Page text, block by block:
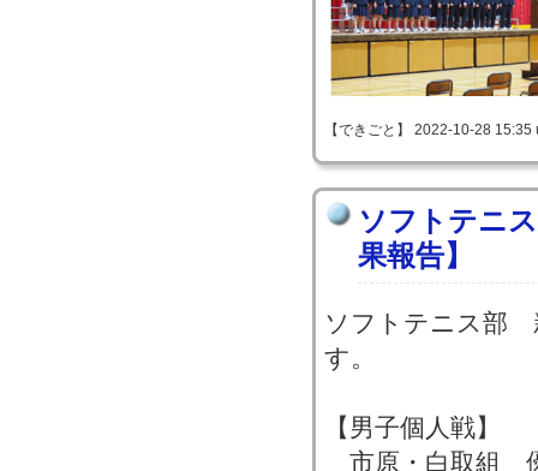
【できごと】 2022-10-28
ソフトテニ
果報告】
ソフトテニス部
す。
【男子個人戦】
市原・白取組